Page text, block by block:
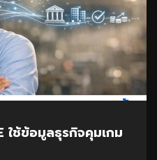
ช้ข้อมูลธุรกิจคุมเกม